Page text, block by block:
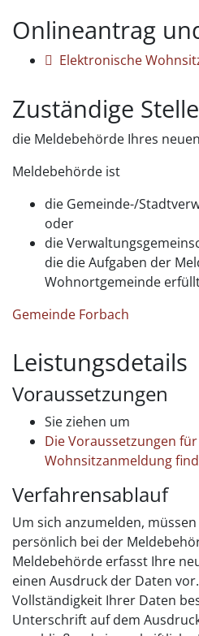
Onlineantrag
Elektronische
Zuständige Stelle
die Meldebehörde Ihres
Meldebehörde ist
die Gemeinde-/
oder
die
die die Aufgaben der
Wohnortgemeinde
Gemeinde Forbach
Leistungsdetails
Voraussetzungen
Sie ziehen um
Die Voraussetzungen
Wohnsitzanmeldung
Verfahrensablauf
Um sich anzumelden, müssen
persönlich bei der
Meldebehörde erfasst Ihre
einen Ausdruck der Daten
Vollständigkeit Ihrer Daten
Unterschrift auf dem